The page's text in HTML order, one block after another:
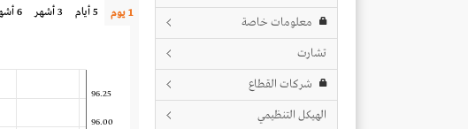
معلومات خاصة
تشارت
شركات القطاع
الهيكل التنظيمي
1 يوم 5 أيام 3 أشهر 6 أشهر
96.00
96.25